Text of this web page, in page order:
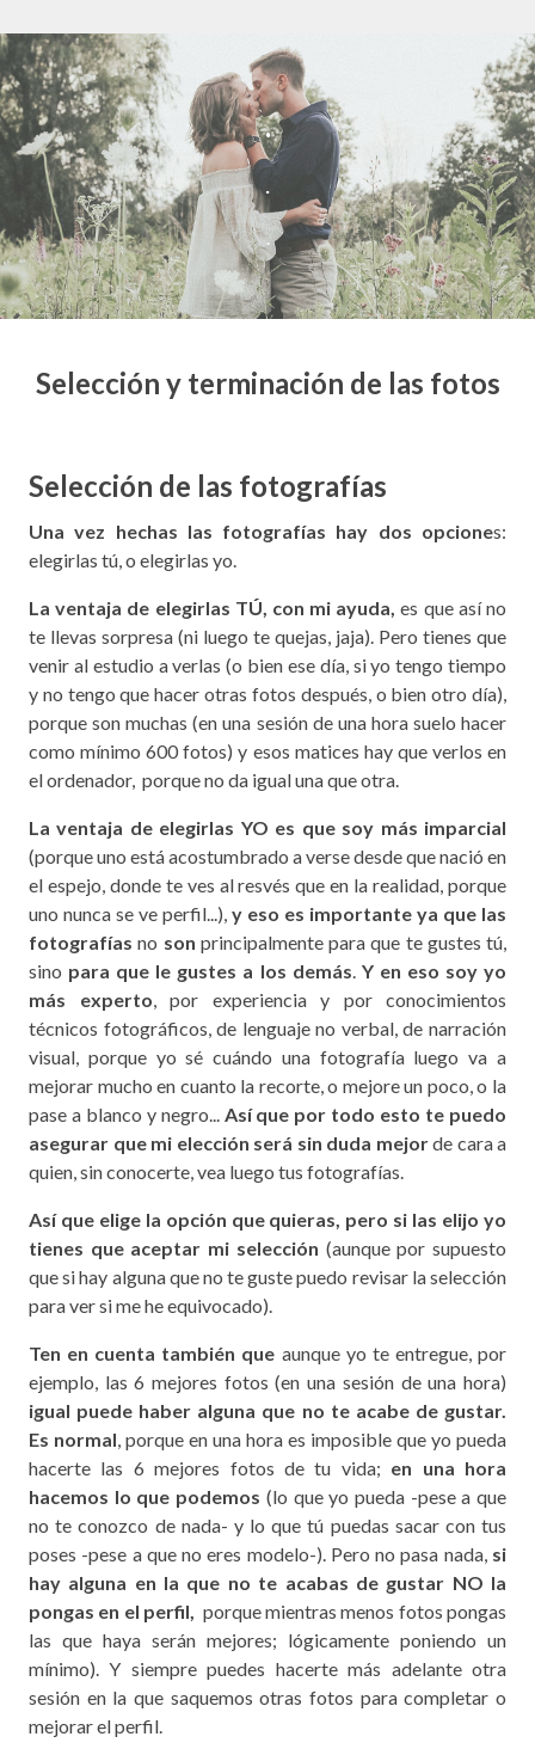
.
Selección y terminación de las fotos
Selección de las fotografías
Una vez hechas las fotografías hay dos opciones:
elegirlas tú, o elegirlas yo.
La ventaja de elegirlas TÚ, con mi ayuda, es que así no
te llevas sorpresa (ni luego te quejas, jaja). Pero tienes que
venir al estudio a verlas (o bien ese día, si yo tengo tiempo
y no tengo que hacer otras fotos después, o bien otro día),
porque son muchas (en una sesión de una hora suelo hacer
como mínimo 600 fotos) y esos matices hay que verlos en
el ordenador, porque no da igual una que otra.
La ventaja de elegirlas YO es que soy más imparcial
(porque uno está acostumbrado a verse desde que nació en
el espejo, donde te ves al resvés que en la realidad, porque
uno nunca se ve perfil...), y eso es importante ya que las
fotografías no son principalmente para que te gustes tú,
sino para que le gustes a los demás Y en eso soy yo
más experto , por experiencia y por conocimientos
técnicos fotográficos, de lenguaje no verbal, de narración
visual, porque yo sé cuándo una fotografía luego va a
mejorar mucho en cuanto la recorte, o mejore un poco, o la
pase a blanco y negro... Así que por todo esto te puedo
asegurar que mi elección será sin duda mejorde cara a
quien, sin conocerte, vea luego tus fotografías.
Así que elige la opción que quieras, pero si las elijo yo
tienes que aceptar mi selección (aunque por supuesto
que si hay alguna que no te guste puedo revisar la selección
para ver si me he equivocado).
Ten en cuenta también que aunque yo te entregue, por
ejemplo, las 6 mejores fotos (en una sesión de una hora)
igual puede haber alguna que no te acabe de gustar.
Es normal , porque en una hora es imposible que yo pueda
hacerte las 6 mejores fotos de tu vida; en una hora
hacemos lo que podemos (lo que yo pueda -pese a que
no te conozco de nada- y lo que tú puedas sacar con tus
poses -pese a que no eres modelo-). Pero no pasa nada, si
hay alguna en la que no te acabas de gustar NO la
pongas en el perfil,
porque mientras menos fotos pongas
las que haya serán mejores; lógicamente poniendo un
mínimo). Y siempre puedes hacerte más adelante otra
sesión en la que saquemos otras fotos para completar o
mejorar el perfil.